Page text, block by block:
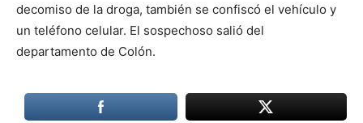
decomiso de la droga, también se confiscó el vehículo y
un teléfono celular. El sospechoso salió del
departamento de Colón.